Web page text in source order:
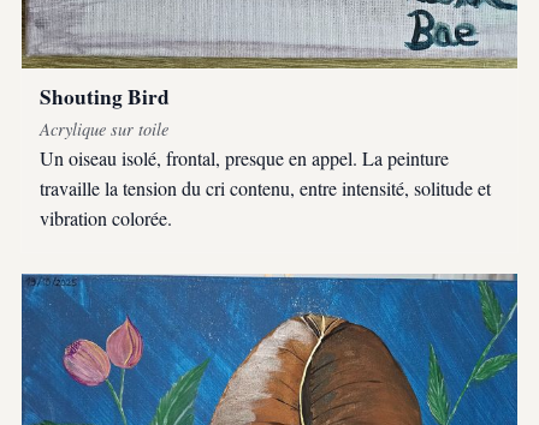
Shouting Bird
Acrylique sur toile
Un oiseau isolé, frontal, presque en appel. La peinture
travaille la tension du cri contenu, entre intensité, solitude et
vibration colorée.